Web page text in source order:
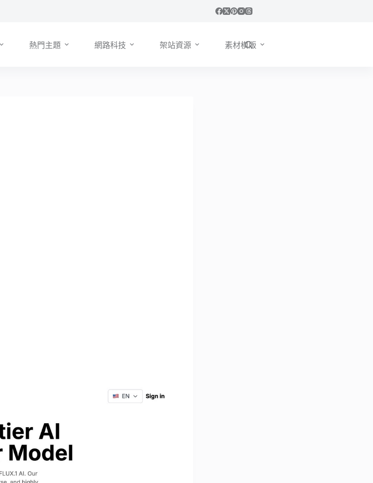
熱門主題 網路科技 架站資源 素材模版